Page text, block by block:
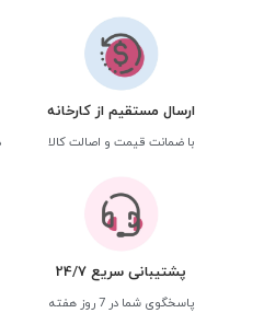
ارسال مستقیم از کارخانه
با ضمانت قیمت و اصالت کالا
پشتیبانی سریع 24/7
پاسخگوی شما در 7 روز هفته